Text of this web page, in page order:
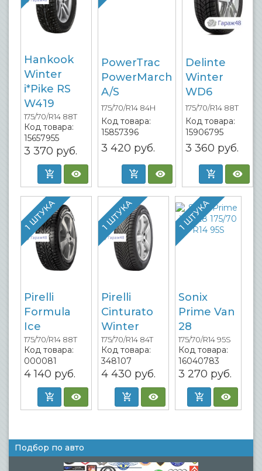
Hankook
Winter
i*Pike RS
W419
175/70/R14 88T
Код товара:
15657955
3 370 руб.
PowerTrac
PowerMarch
A/S
175/70/R14 84H
Код товара:
15857396
3 420 руб.
Delinte
Winter
WD6
175/70/R14 88T
Код товара:
15906795
3 360 руб.
1 ШТУКА
Pirelli
Formula
Ice
175/70/R14 88T
Код товара:
000081
4 140 руб.
1 ШТУКА
Pirelli
Cinturato
Winter
175/70/R14 84T
Код товара:
348107
4 430 руб.
1 ШТУКА
Sonix
Prime Van
28
175/70/R14 95S
Код товара:
16040783
3 270 руб.
Подбор по авто